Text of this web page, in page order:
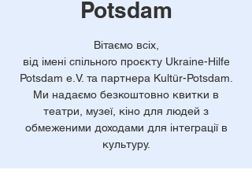
Potsdam
Вітаємо всіх,
від імені спільного проєкту Ukraine-Hilfe
Potsdam e.V. та партнера Kultür-Potsdam.
Ми надаємо безкоштовно квитки в
театри, музеї, кіно для людей з
обмеженими доходами для інтеграції в
культуру.